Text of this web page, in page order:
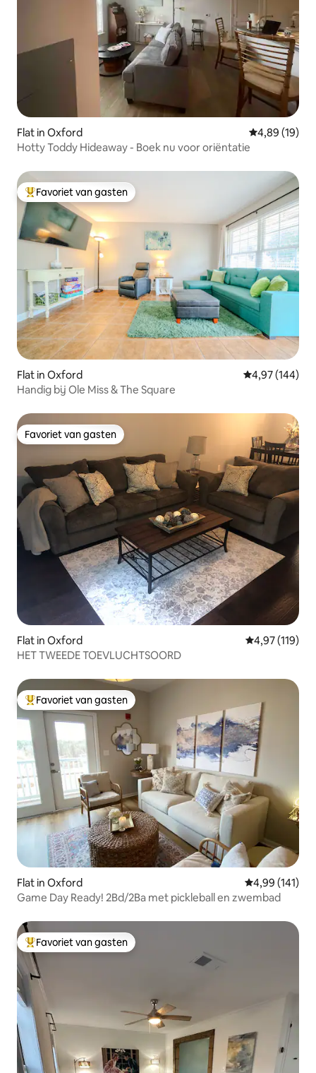
Flat in Oxford Gemiddelde
4,89 (19)
Hotty Toddy Hideaway - Boek nu voor oriëntatie
Topfavoriet van gasten
Favoriet van gasten
Flat in Oxford Gemiddelde
4,97 (144)
Handig bij Ole Miss & The Square
Favoriet van gasten
Favoriet van gasten
Flat in Oxford Gemiddelde
4,97 (119)
HET TWEEDE TOEVLUCHTSOORD
Topfavoriet van gasten
Favoriet van gasten
Flat in Oxford Gemiddelde
4,99 (141)
Game Day Ready! 2Bd/2Ba met pickleball en zwembad
Topfavoriet van gasten
Favoriet van gasten